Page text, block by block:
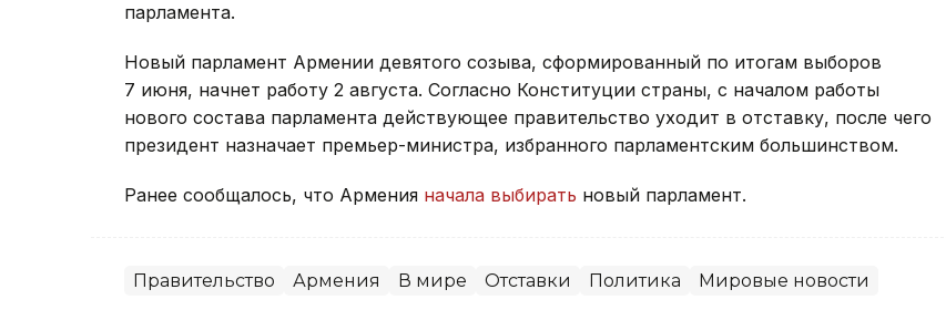
парламента.
Новый парламент Армении девятого созыва, сформированный по итогам выборов
7 июня, начнет работу 2 августа. Согласно Конституции страны, с началом работы
нового состава парламента действующее правительство уходит в отставку, после чего
президент назначает премьер-министра, избранного парламентским большинством.
Ранее сообщалось, что Армения начала выбирать новый парламент.
Правительство Армения В мире Отставки Политика Мировые новости